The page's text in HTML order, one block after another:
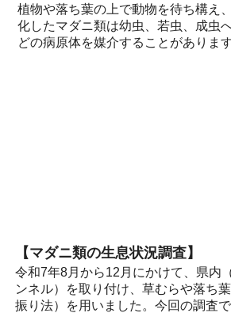
植物や落ち葉の上で動物を待ち構え
化したマダニ類は幼虫、若虫、成虫
どの病原体を媒介することがあります
【マダニ類の生息状況調査】
令和7年8月から12月にかけて、県内
ンネル）を取り付け、草むらや落ち
振り法）を用いました。今回の調査